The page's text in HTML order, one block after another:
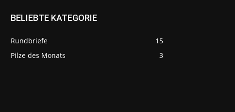
BELIEBTE KATEGORIE
Rundbriefe
15
Pilze des Monats
3